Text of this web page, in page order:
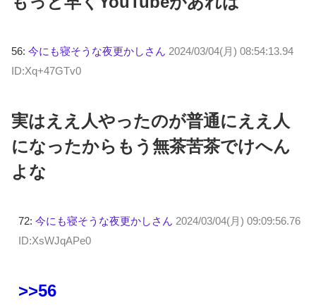
56: 今にも寝そうな夜更かしさん 2024/03/04(月) 08:54:13.94
ID:Xq+47GTv0
実はええ人やったのが普通にええ人
になったからもう無茶苦茶でけへん
よな
72: 今にも寝そうな夜更かしさん 2024/03/04(月) 09:09:56.76
ID:XsWJqAPe0
>>56